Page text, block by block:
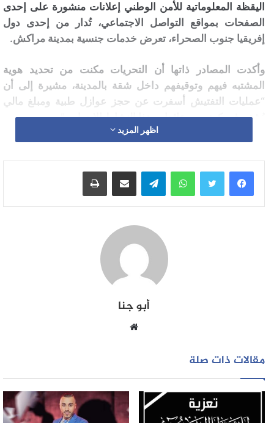
اليقظة المعلوماتية للأمن الوطني إعلانات منشورة على إحدى
الصفحات بمواقع التواصل الاجتماعي، تُدار من إحدى دول
إفريقيا جنوب الصحراء، تعرض خدمات جنسية بمدينة مراكش.
وأكدت المصادر ذاتها أن التحريات مكنت من تحديد هوية
المشتبه فيهم وتوقيفهم داخل شقة بالمدينة، مشيرة إلى أن
“عمليات التفتيش أسفرت عن حجز عوازل طبية ومبلغ مالي
يُشتبه في كونه من عائدات هذا النشاط الإجرامي”.
النظرية، رهن إشارة البحث الذي يجرى تحت إشراف النيابة
العامة المختصة، من أجل تحديد كافة الامتدادات المحتملة لهذه
القضية، فيما مازالت الأبحاث متواصلة لضبط باقي المتورطين
اظهر المزيد
واتساب تيلقرام مشاركة عبر البريد طباعة
أبو جنا
مقالات ذات صلة